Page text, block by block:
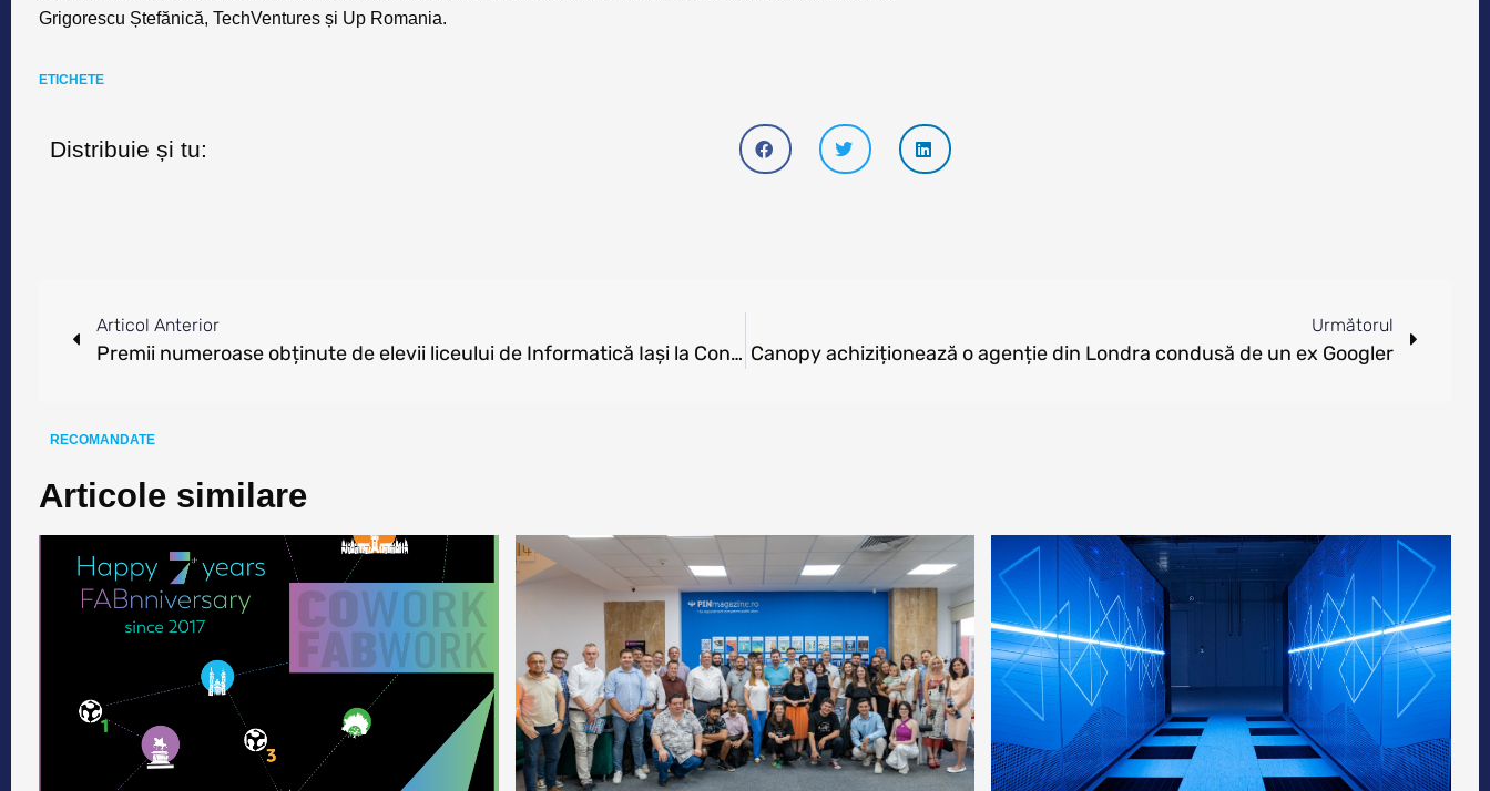
Grigorescu Ștefănică, TechVentures și Up Romania.
ETICHETE
Distribuie și tu:
Articol Anterior
Premii numeroase obținute de elevii liceului de Informatică Iași la Concursul de Robotică BRD-First Tech Challenge
Următorul
Canopy achiziționează o agenție din Londra condusă de un ex Googler
RECOMANDATE
Articole similare